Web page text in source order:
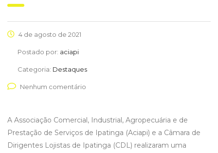
4 de agosto de 2021
Postado por: aciapi
Categoria: Destaques
Nenhum comentário
A Associação Comercial, Industrial, Agropecuária e de
Prestação de Serviços de Ipatinga (Aciapi) e a Câmara de
Dirigentes Lojistas de Ipatinga (CDL) realizaram uma